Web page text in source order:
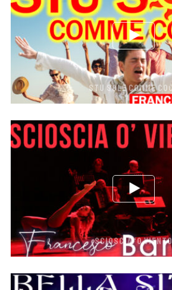
STU SOLE COMME
SCIOSCIA ‘O VIENTO